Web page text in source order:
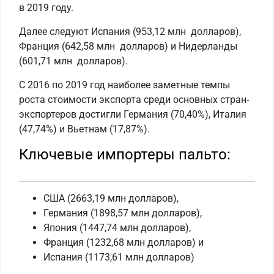
в 2019 году.
Далее следуют Испания (953,12 млн долларов),
Франция (642,58 млн долларов) и Нидерланды
(601,71 млн долларов).
С 2016 по 2019 год наиболее заметные темпы
роста стоимости экспорта среди основных стран-
экспортеров достигли Германия (70,40%), Италия
(47,74%) и Вьетнам (17,87%).
Ключевые импортеры пальто:
США (2663,19 млн долларов),
Германия (1898,57 млн ​​долларов),
Япония (1447,74 млн долларов),
Франция (1232,68 млн долларов) и
Испания (1173,61 млн долларов)